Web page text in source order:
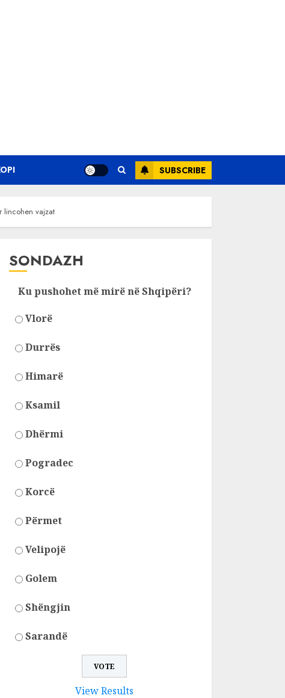
SUBSCRIBE
lincohen vajzat
SONDAZH
Ku pushohet më mirë në Shqipëri?
Vlorë
Durrës
Himarë
Ksamil
Dhërmi
Pogradec
Korcë
Përmet
Velipojë
Golem
Shëngjin
Sarandë
View Results